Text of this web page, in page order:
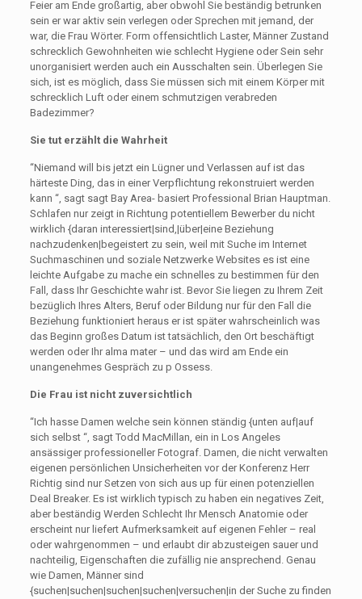
Feier am Ende großartig, aber obwohl Sie beständig betrunken
sein er war aktiv sein verlegen oder Sprechen mit jemand, der
war, die Frau Wörter. Form offensichtlich Laster, Männer Zustand
schrecklich Gewohnheiten wie schlecht Hygiene oder Sein sehr
unorganisiert werden auch ein Ausschalten sein. Überlegen Sie
sich, ist es möglich, dass Sie müssen sich mit einem Körper mit
schrecklich Luft oder einem schmutzigen verabreden
Badezimmer?
Sie tut erzählt die Wahrheit
“Niemand will bis jetzt ein Lügner und Verlassen auf ist das
härteste Ding, das in einer Verpflichtung rekonstruiert werden
kann “, sagt sagt Bay Area- basiert Professional Brian Hauptman.
Schlafen nur zeigt in Richtung potentiellem Bewerber du nicht
wirklich {daran interessiert|sind,|über|eine Beziehung
nachzudenken|begeistert zu sein, weil mit Suche im Internet
Suchmaschinen und soziale Netzwerke Websites es ist eine
leichte Aufgabe zu mache ein schnelles zu bestimmen für den
Fall, dass Ihr Geschichte wahr ist. Bevor Sie liegen zu Ihrem Zeit
bezüglich Ihres Alters, Beruf oder Bildung nur für den Fall die
Beziehung funktioniert heraus er ist später wahrscheinlich was
das Beginn großes Datum ist tatsächlich, den Ort beschäftigt
werden oder Ihr alma mater – und das wird am Ende ein
unangenehmes Gespräch zu p Ossess.
Die Frau ist nicht zuversichtlich
“Ich hasse Damen welche sein können ständig {unten auf|auf
sich selbst “, sagt Todd MacMillan, ein in Los Angeles
ansässiger professioneller Fotograf. Damen, die nicht verwalten
eigenen persönlichen Unsicherheiten vor der Konferenz Herr
Richtig sind nur Setzen von sich aus up für einen potenziellen
Deal Breaker. Es ist wirklich typisch zu haben ein negatives Zeit,
aber beständig Werden Schlecht Ihr Mensch Anatomie oder
erscheint nur liefert Aufmerksamkeit auf eigenen Fehler – real
oder wahrgenommen – und erlaubt dir abzusteigen sauer und
nachteilig, Eigenschaften die zufällig nie ansprechend. Genau
wie Damen, Männer sind
{suchen|suchen|suchen|suchen|versuchen|in der Suche zu finden